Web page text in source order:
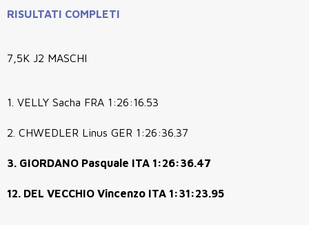
RISULTATI COMPLETI
7,5K J2 MASCHI
1. VELLY Sacha FRA 1:26:16.53
2. CHWEDLER Linus GER 1:26:36.37
3. GIORDANO Pasquale ITA 1:26:36.47
12. DEL VECCHIO Vincenzo ITA 1:31:23.95